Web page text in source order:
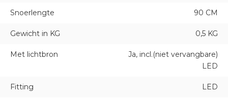
Snoerlengte 90 CM
Gewicht in KG 0,5 KG
Met lichtbron
Ja, incl.(niet vervangbare)
LED
Fitting LED